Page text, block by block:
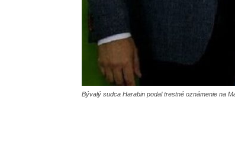
Bývalý sudca Harabin podal trestné oznámenie na